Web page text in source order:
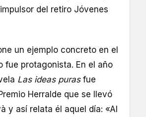
del retiro Jóvenes
un ejemplo concreto en el
fue protagonista. En el año
Las ideas purasfue
Herralde que se llevó
y así relata él aquel día: «Al